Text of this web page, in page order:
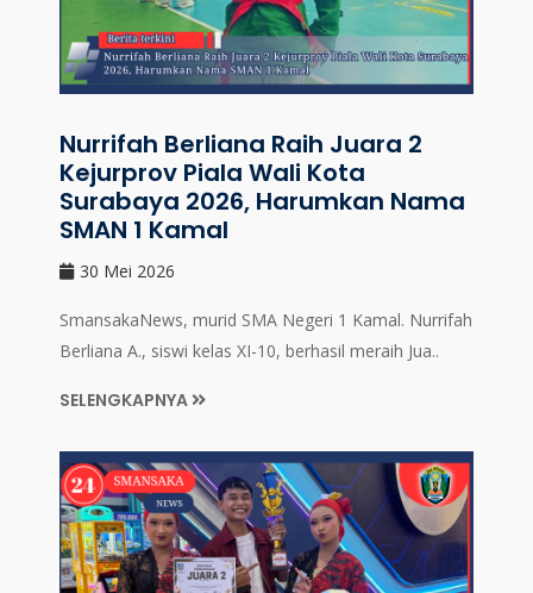
Nurrifah Berliana Raih Juara 2
Kejurprov Piala Wali Kota
Surabaya 2026, Harumkan Nama
SMAN 1 Kamal
30 Mei 2026
SmansakaNews, murid SMA Negeri 1 Kamal. Nurrifah
Berliana A., siswi kelas XI-10, berhasil meraih Jua..
SELENGKAPNYA